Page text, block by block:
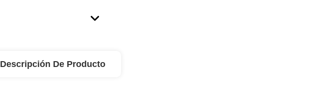
Descripción De Producto